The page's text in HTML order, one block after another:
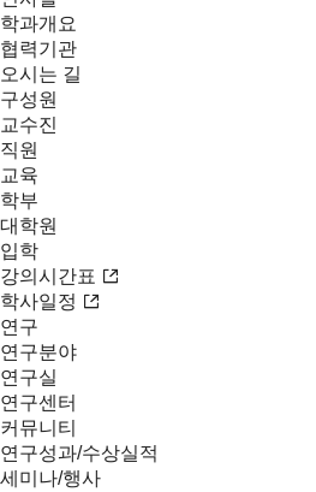
학과개요
협력기관
오시는 길
구성원
교수진
직원
교육
학부
대학원
입학
강의시간표
학사일정
연구
연구분야
연구실
연구센터
커뮤니티
연구성과/수상실적
세미나/행사